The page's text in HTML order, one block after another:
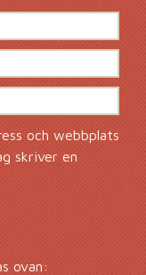
och webbplats
skriver en
ovan: